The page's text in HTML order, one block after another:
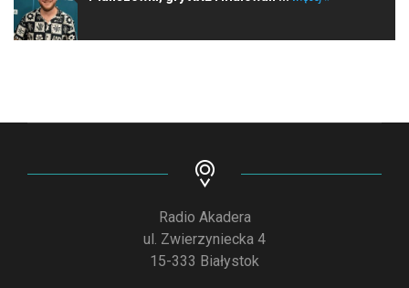
Radio Akadera
ul. Zwierzyniecka 4
15-333 Białystok